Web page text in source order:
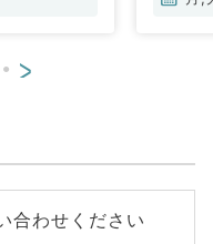
>
合わせください